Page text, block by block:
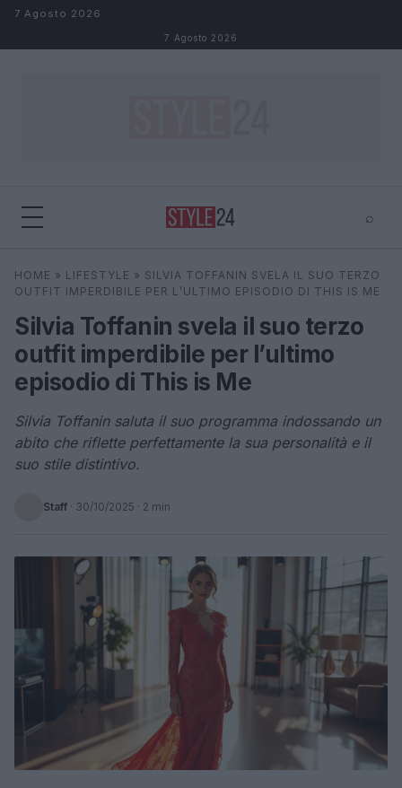
Salta al contenuto
7 Agosto 2026
7 Agosto 2026
⌕
Cerca ⌕ ×
HOME » LIFESTYLE » SILVIA TOFFANIN SVELA IL SUO TERZO
OUTFIT IMPERDIBILE PER L’ULTIMO EPISODIO DI THIS IS ME
Silvia Toffanin svela il suo terzo
outfit imperdibile per l’ultimo
episodio di This is Me
Silvia Toffanin saluta il suo programma indossando un
abito che riflette perfettamente la sua personalità e il
suo stile distintivo.
Staff · 30/10/2025 · 2 min